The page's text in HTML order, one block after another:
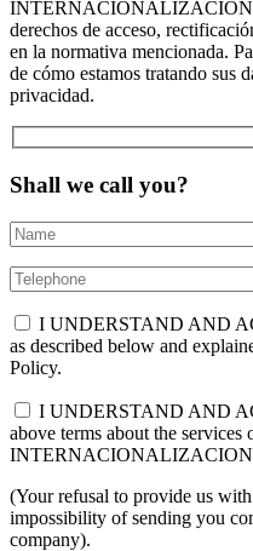
INTERNACIONALIZACIÓN,
derechos de acceso,
en la normativa mencionada.
de cómo estamos tratando sus
privacidad.
Shall we call you?
I UNDERSTAND AND
as described below and
Policy.
I UNDERSTAND AND
above terms about the
(Your refusal to provide us
impossibility of sending you
company).